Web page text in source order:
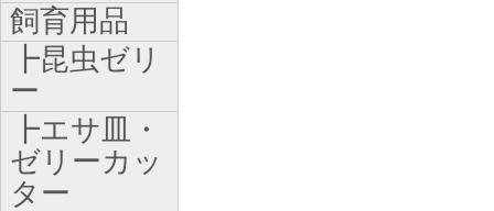
飼育用品
┣昆虫ゼリ
ー
┣エサ皿・
ゼリーカッ
ター